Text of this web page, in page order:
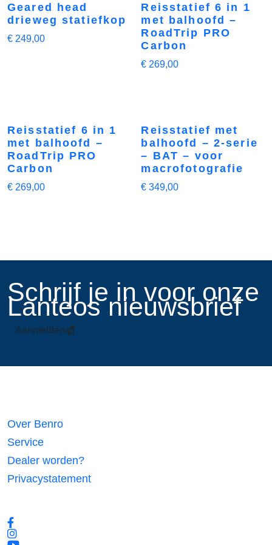
Geared head
drieweg statiefkop
€ 249,00
Reisstatief 6 in 1
met balhoofd –
RoadTrip PRO
Carbon
€ 269,00
Reisstatief 6 in 1
met balhoofd –
RoadTrip PRO
Carbon
€ 269,00
Reisstatief met
balhoofd – 2-serie
– BAT – voor
macrofotografie
€ 349,00
​Schrijf je in voor onze
Lanteos nieuwsbrief
Aanmelden
Over Benro
Service
Dealer worden?
Privacystatement